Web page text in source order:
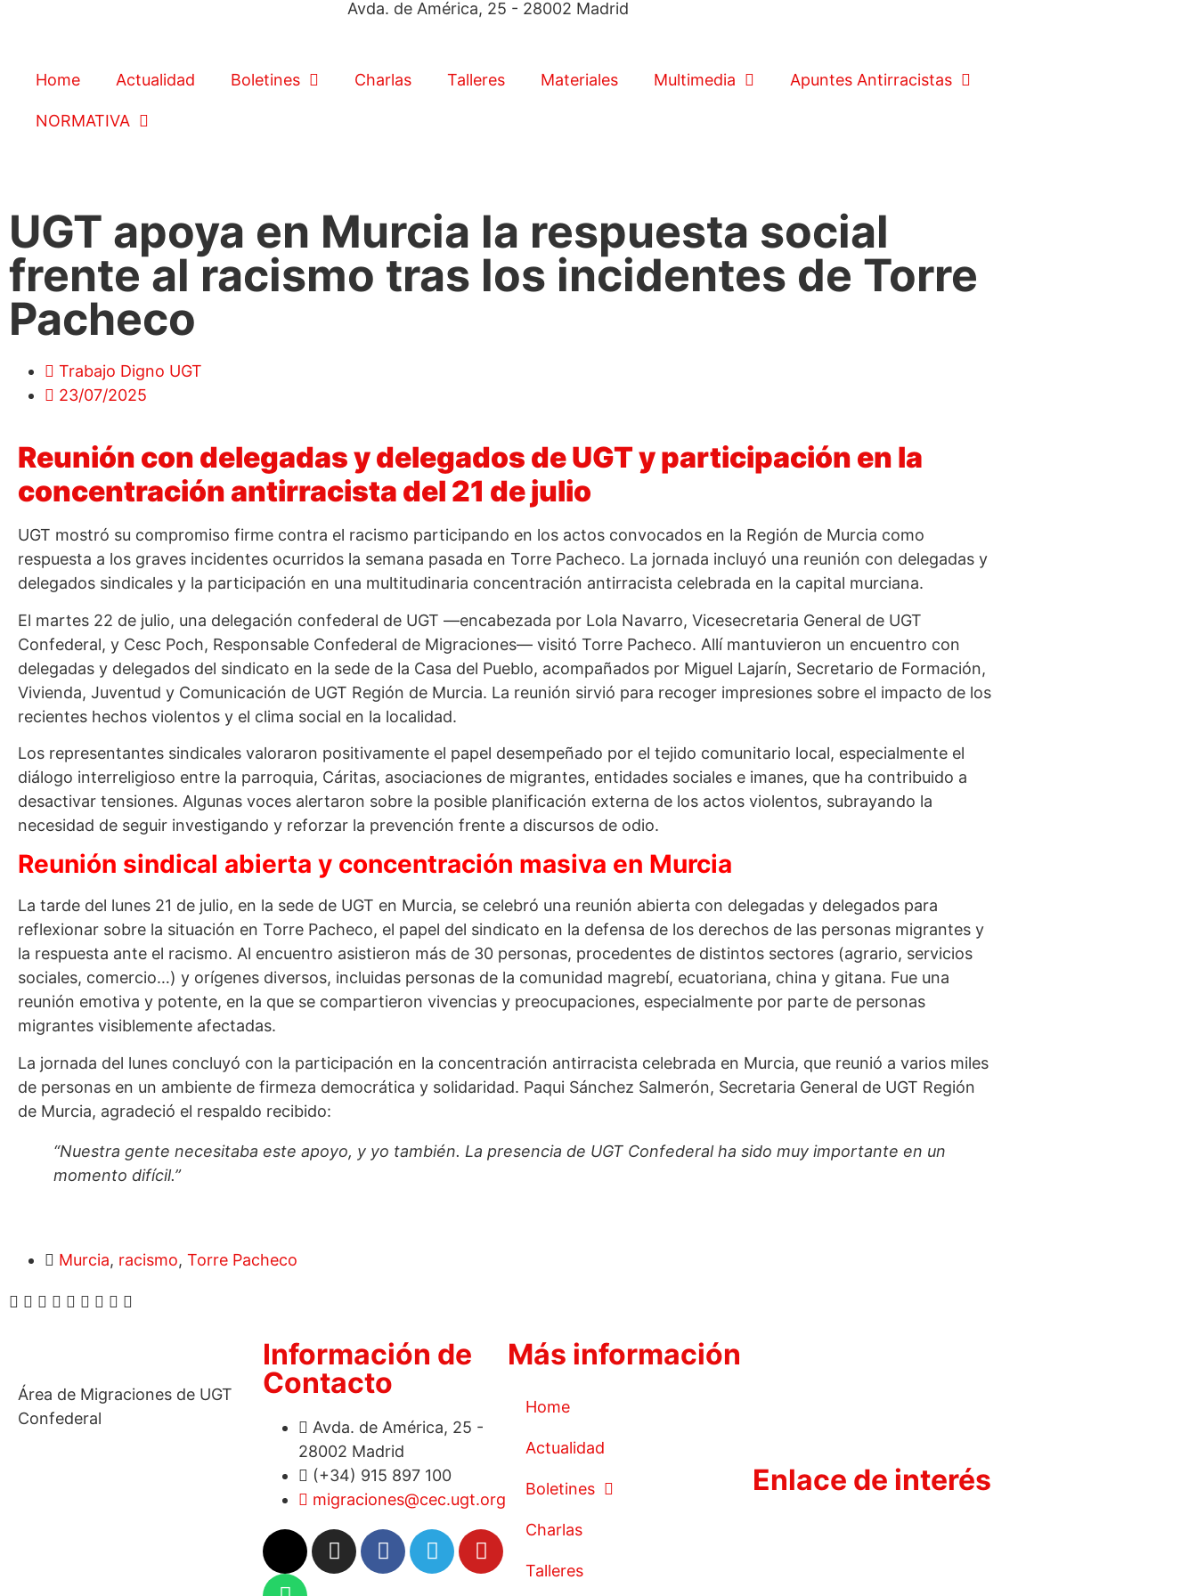
Avda. de América, 25 - 28002 Madrid
Home Actualidad Boletines Charlas Talleres Materiales Multimedia Apuntes Antirracistas
NORMATIVA
UGT apoya en Murcia la respuesta social
frente al racismo tras los incidentes de Torre
Pacheco
Trabajo Digno UGT
23/07/2025
Reunión con delegadas y delegados de UGT y participación en la
concentración antirracista del 21 de julio
UGT mostró su compromiso firme contra el racismo participando en los actos convocados en la Región de Murcia como
respuesta a los graves incidentes ocurridos la semana pasada en Torre Pacheco. La jornada incluyó una reunión con delegadas y
delegados sindicales y la participación en una multitudinaria concentración antirracista celebrada en la capital murciana.
El martes 22 de julio, una delegación confederal de UGT —encabezada por Lola Navarro, Vicesecretaria General de UGT
Confederal, y Cesc Poch, Responsable Confederal de Migraciones— visitó Torre Pacheco. Allí mantuvieron un encuentro con
delegadas y delegados del sindicato en la sede de la Casa del Pueblo, acompañados por Miguel Lajarín, Secretario de Formación,
Vivienda, Juventud y Comunicación de UGT Región de Murcia. La reunión sirvió para recoger impresiones sobre el impacto de los
recientes hechos violentos y el clima social en la localidad.
Los representantes sindicales valoraron positivamente el papel desempeñado por el tejido comunitario local, especialmente el
diálogo interreligioso entre la parroquia, Cáritas, asociaciones de migrantes, entidades sociales e imanes, que ha contribuido a
desactivar tensiones. Algunas voces alertaron sobre la posible planificación externa de los actos violentos, subrayando la
necesidad de seguir investigando y reforzar la prevención frente a discursos de odio.
Reunión sindical abierta y concentración masiva en Murcia
La tarde del lunes 21 de julio, en la sede de UGT en Murcia, se celebró una reunión abierta con delegadas y delegados para
reflexionar sobre la situación en Torre Pacheco, el papel del sindicato en la defensa de los derechos de las personas migrantes y
la respuesta ante el racismo. Al encuentro asistieron más de 30 personas, procedentes de distintos sectores (agrario, servicios
sociales, comercio…) y orígenes diversos, incluidas personas de la comunidad magrebí, ecuatoriana, china y gitana. Fue una
reunión emotiva y potente, en la que se compartieron vivencias y preocupaciones, especialmente por parte de personas
migrantes visiblemente afectadas.
La jornada del lunes concluyó con la participación en la concentración antirracista celebrada en Murcia, que reunió a varios miles
de personas en un ambiente de firmeza democrática y solidaridad. Paqui Sánchez Salmerón, Secretaria General de UGT Región
de Murcia, agradeció el respaldo recibido:
“Nuestra gente necesitaba este apoyo, y yo también. La presencia de UGT Confederal ha sido muy importante en un
momento difícil.”
Murcia, racismo, Torre Pacheco
Área de Migraciones de UGT
Confederal
Información de
Contacto
Avda. de América, 25 -
28002 Madrid
(+34) 915 897 100
migraciones@cec.ugt.org
Más información
Home
Actualidad
Boletines
Charlas
Talleres
Enlace de interés